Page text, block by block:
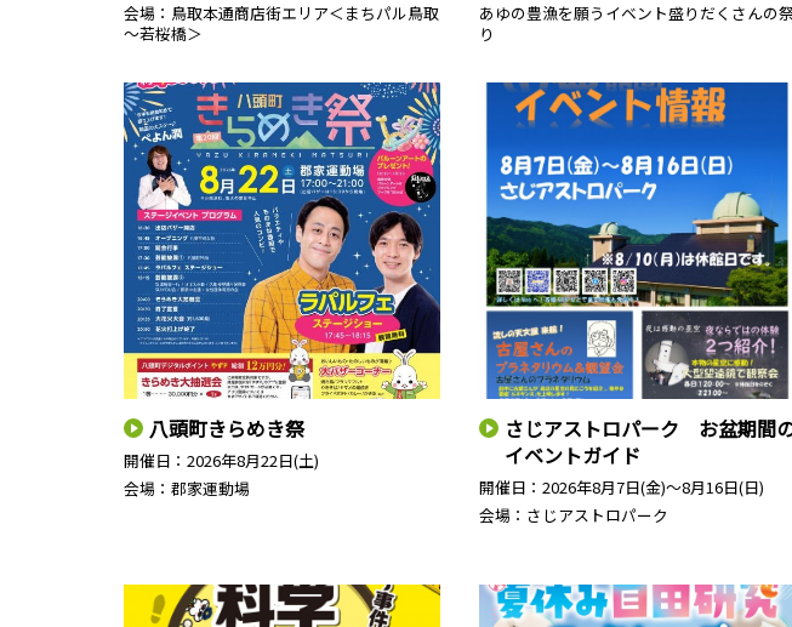
会場：鳥取本通商店街エリア＜まちパル鳥取
～若桜橋＞
あゆの豊漁を願うイベント盛りだくさんの
り
八頭町きらめき祭
会場：郡家運動場
開催日： 2026年8月22日(土)
さじアストロパーク お盆期間
イベントガイド
会場：さじアストロパーク
開催日： 2026年8月7日(金)～8月16日(日)